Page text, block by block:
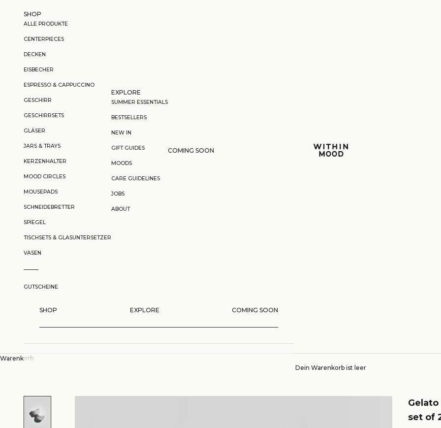
Within Mood
SHOP
ALLE PRODUKTE
CENTERPIECES
DECKEN
EISBECHER
ESPRESSO & CAPPUCCINO
GESCHIRR
GESCHIRRSETS
GLÄSER
JARS & TRAYS
KERZENHALTER
MOOD CIRCLES
MOUSEPADS
SCHNEIDEBRETTER
SPIEGEL
TISCHSETS & GLASUNTERSETZER
VASEN
GUTSCHEINE
EXPLORE
SUMMER ESSENTIALS
BESTSELLERS
NEW IN
GIFT GUIDES
MOODS
CARE GUIDELINES
JOBS
ABOUT
COMING SOON
SHOP EXPLORE COMING SOON
Warenkorb
Dein Warenkorb ist leer
Gelato
set of